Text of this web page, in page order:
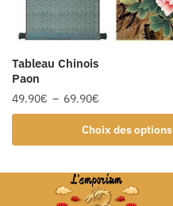
Tableau Chinois
Paon
49.90€ – 69.90€
Choix des options